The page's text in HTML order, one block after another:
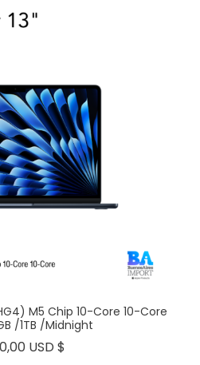
M5 Chip 10-Core 10-Core
/1TB /Midnight
USD $